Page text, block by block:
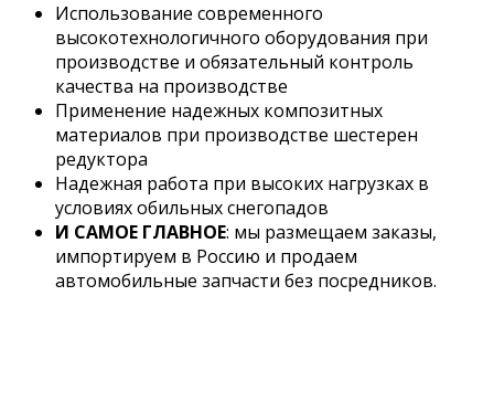
Использование современного
высокотехнологичного оборудования при
производстве и обязательный контроль
качества на производстве
Применение надежных композитных
материалов при производстве шестерен
редуктора
Надежная работа при высоких нагрузках в
условиях обильных снегопадов
И САМОЕ ГЛАВНОЕ: мы размещаем заказы,
импортируем в Россию и продаем
автомобильные запчасти без посредников.